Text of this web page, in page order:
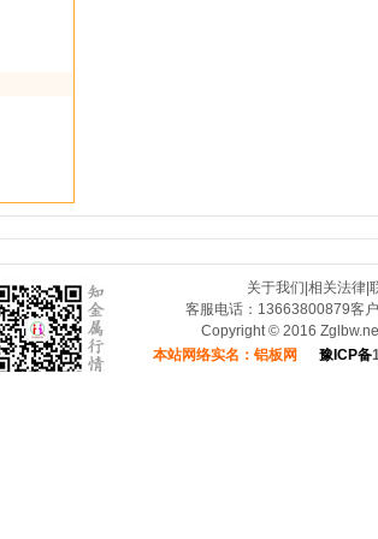
关于我们 相关法律|
客服电话：13663800879客
Copyright © 2016
本站网络实名：铝板网
豫ICP备